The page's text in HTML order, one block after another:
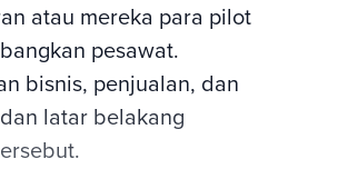
atau mereka para pilot
pesawat.
bisnis, penjualan, dan
latar belakang